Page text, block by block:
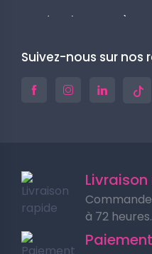
Suivez-nous sur nos
à 72 heures.